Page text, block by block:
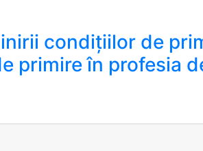
condițiilor de
primire în profesia